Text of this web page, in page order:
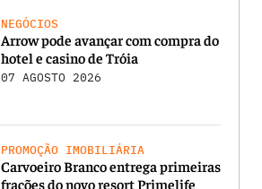
NEGÓCIOS
Arrow pode avançar com compra do
hotel e casino de Tróia
07 AGOSTO 2026
PROMOÇÃO IMOBILIÁRIA
Carvoeiro Branco entrega primeiras
frações do novo resort Primelife